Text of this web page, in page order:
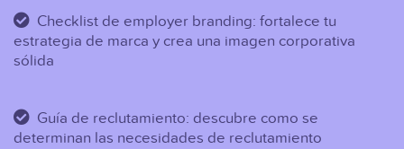
Checklist de employer branding: fortalece tu
estrategia de marca y crea una imagen corporativa
sólida
Guía de reclutamiento: descubre como se
determinan las necesidades de reclutamiento